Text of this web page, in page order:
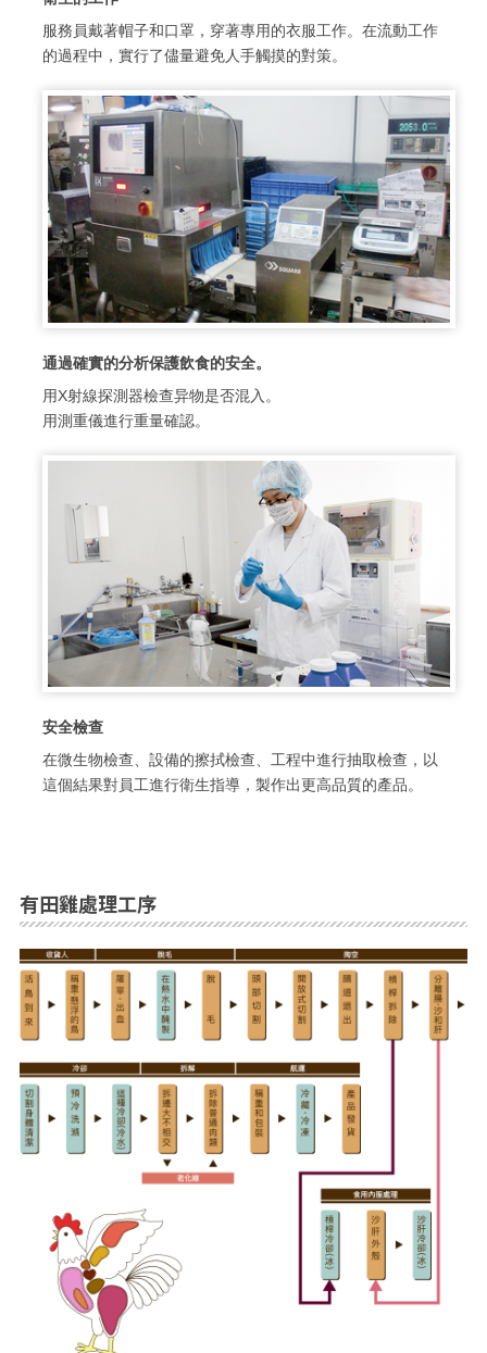
服務員戴著帽子和口罩，穿著專用的衣服工作。在流動工作
的過程中，實行了儘量避免人手觸摸的對策。
通過確實的分析保護飲食的安全。
用X射線探測器檢查异物是否混入。
用測重儀進行重量確認。
安全檢查
在微生物檢查、設備的擦拭檢查、工程中進行抽取檢查，以
這個結果對員工進行衛生指導，製作出更高品質的產品。
有田雞處理工序